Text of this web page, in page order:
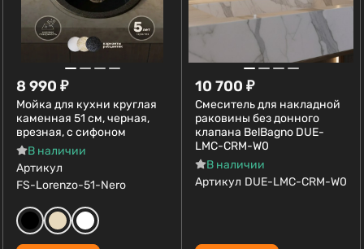
8 990 ₽
Мойка для кухни круглая
каменная 51 см, черная,
врезная, с сифоном
В наличии
Артикул
FS-Lorenzo-51-Nero
10 700 ₽
Смеситель для накладной
раковины без донного
клапана BelBagno DUE-
LMC-CRM-W0
В наличии
Артикул DUE-LMC-CRM-W0